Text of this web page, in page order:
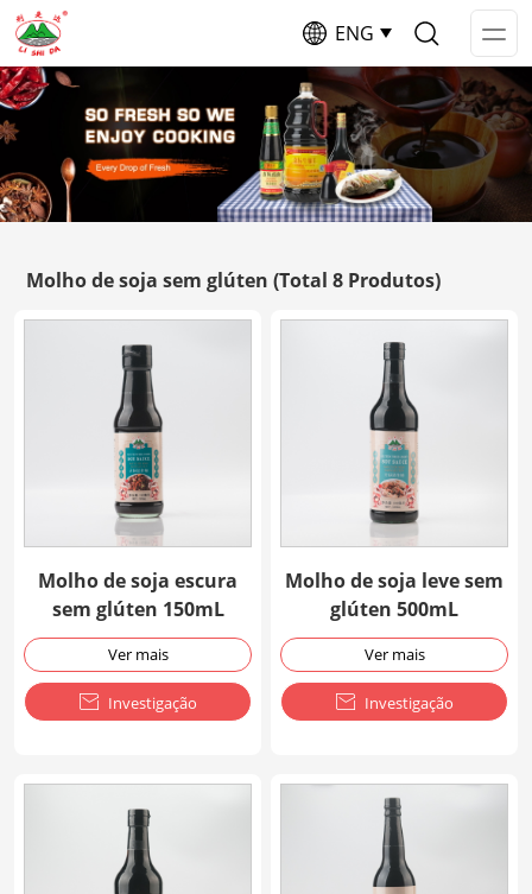
ENG
Molho de soja sem glúten (Total 8 Produtos)
Molho de soja escura
sem glúten 150mL
Ver mais
 Investigação
Molho de soja leve sem
glúten 500mL
Ver mais
 Investigação